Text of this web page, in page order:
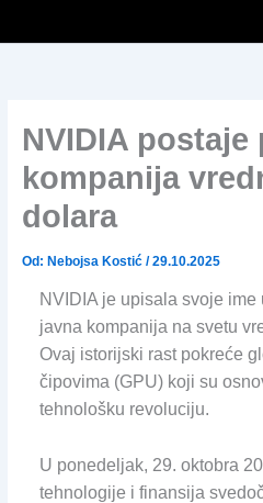
NVIDIA postaje
kompanija
dolara
Od: Nebojsa Kostić /29.10.2025
NVIDIA je upisala svoje
javna kompanija na svetu
Ovaj istorijski rast pokreće
čipovima (GPU) koji su
tehnološku revoluciju.
U ponedeljak, 29. oktobra
tehnologije i finansija